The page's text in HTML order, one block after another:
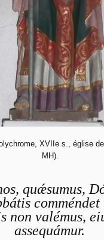
XVIIe s., église
MH).
quǽsumus,
non valémus,
assequámur.